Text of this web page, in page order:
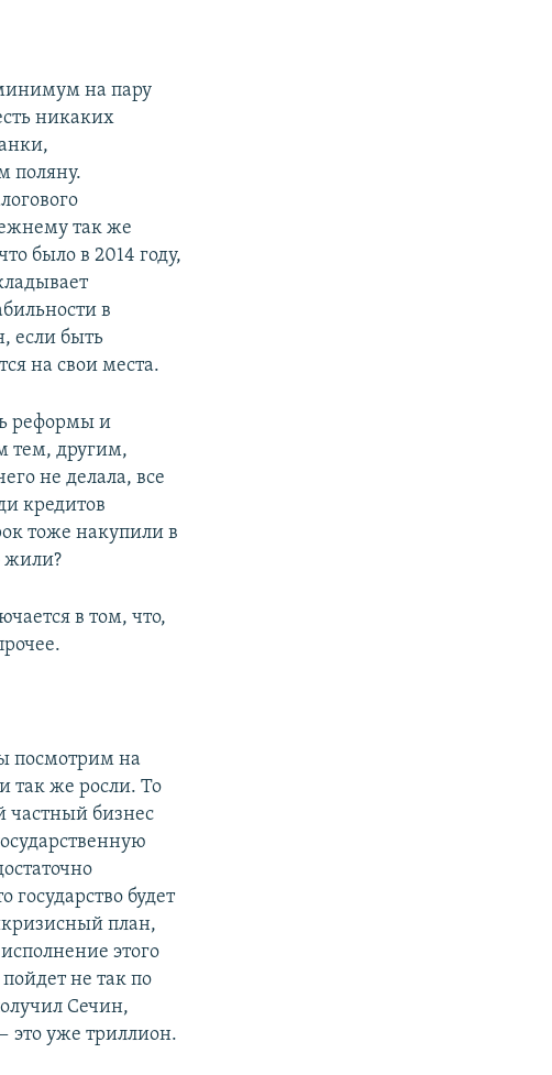
на пару
никаких
поляну.
так же
было в 2014 году,
в
если быть
на свои места.
реформы и
тем, другим,
не делала, все
кредитов
тоже накупили в
жили?
в том, что,
посмотрим на
так же росли. То
частный бизнес
будет
план,
этого
не так по
Сечин,
это уже триллион.